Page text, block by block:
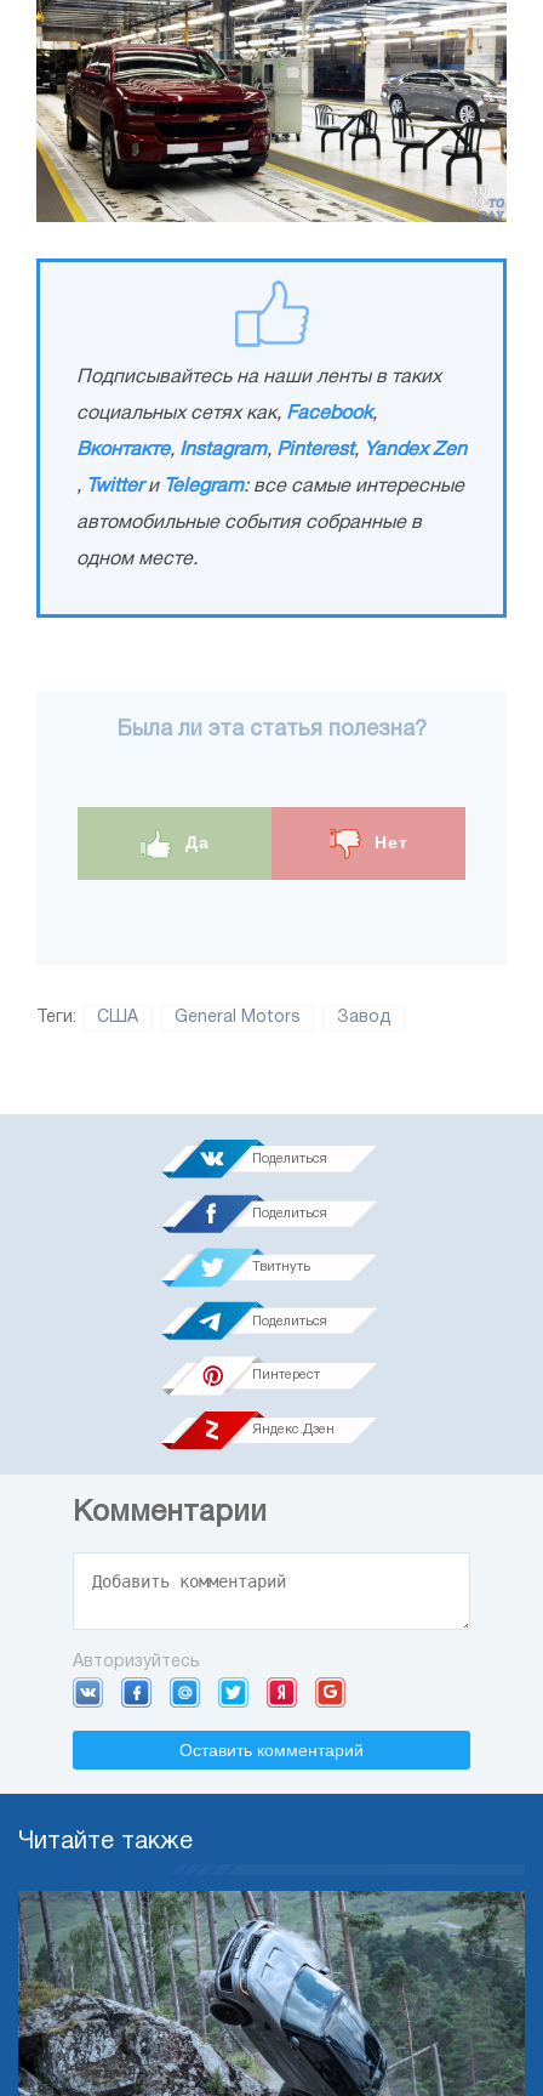
Подписывайтесь на наши ленты в таких
социальных сетях как, Facebook,
Вконтакте, Instagram, Pinterest, Yandex Zen
, Twitterи Telegram: все самые интересные
автомобильные события собранные в
одном месте.
Была ли эта статья полезна?
Да Нет
Теги: США General Motors Завод
Поделиться
Поделиться
Твитнуть
Поделиться
Пинтерест
Яндекс.Дзен
Комментарии
Авторизуйтесь
Оставить комментарий
Читайте также